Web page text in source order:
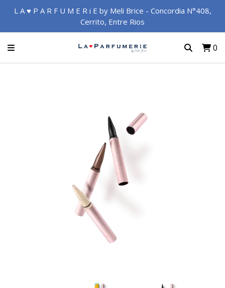
L A ♥ P A R F U M E R i E by Meli Brice - Concordia N°408,
Cerrito, Entre Rios
0